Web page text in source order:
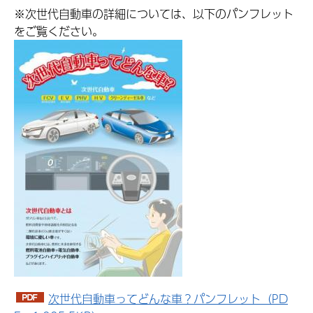
※次世代自動車の詳細については、以下のパンフレット
をご覧ください。
次世代自動車ってどんな車？パンフレット（PD